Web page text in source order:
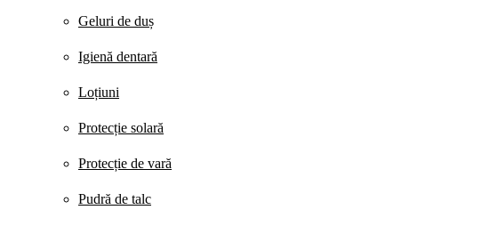
Geluri de duș
Igienă dentară
Loțiuni
Protecție solară
Protecție de vară
Pudră de talc